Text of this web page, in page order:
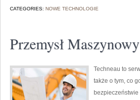
CATEGORIES: NOWE TECHNOLOGIE
Przemysł Maszynowy
Techneau to
także o tym, co